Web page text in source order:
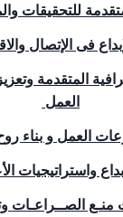
للتحقيقات
فى الإتصال
المتقدمة وتعزيز
العمل
العمل و بناء روح
واستراتيجيات
منـع الصــراعـات